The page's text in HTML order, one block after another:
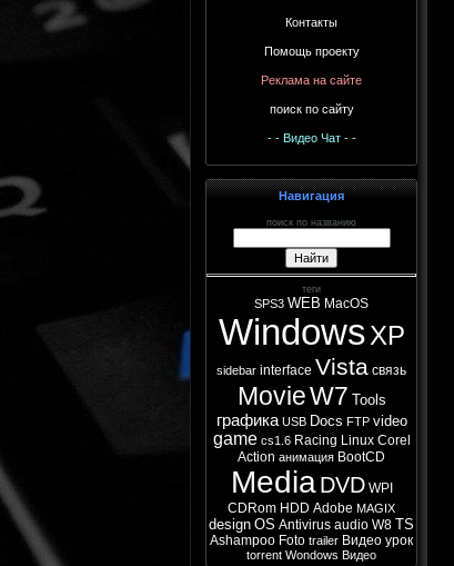
Контакты
Помощь проекту
Реклама на сайте
поиск по сайту
- - Видео Чат - -
Навигация
поиск по названию
теги
SPS3 WEB MacOS
WindowsXP
sidebar interface Vista связь
MovieW7 Tools
графика USB Docs FTP video
game cs1.6 Racing Linux Corel
Action анимация BootCD
Media DVD WPI
CDRom HDD Adobe MAGIX
design OS Antivirus audio W8 TS
Ashampoo Foto trailer Видео урок
torrent Wondows Видео